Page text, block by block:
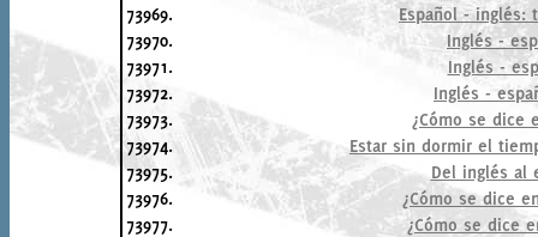
73969.
Español - inglés:
73970.
Inglés -
73971.
Inglés -
73972.
Inglés -
73973.
¿Cómo se dice
73974.
Estar sin dormir el
73975.
Del inglés al
73976.
¿Cómo se dice
73977.
¿Cómo se dice